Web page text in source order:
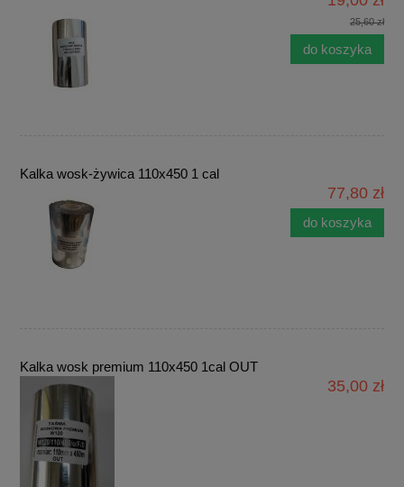
25,60 zł
do koszyka
Kalka wosk-żywica 110x450 1 cal
77,80 zł
do koszyka
Kalka wosk premium 110x450 1cal OUT
35,00 zł